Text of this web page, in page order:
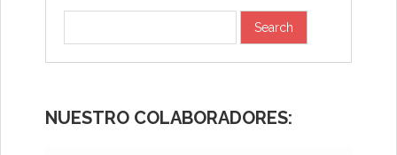
NUESTRO COLABORADORES: